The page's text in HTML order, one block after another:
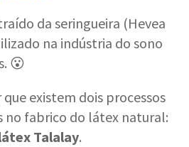
da seringueira (Hevea
na indústria do sono
😮
existem dois processos
no fabrico do látex natural:
Talalay.